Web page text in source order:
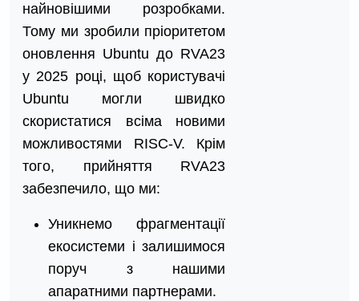
найновішими розробками.
Тому ми зробили пріоритетом
оновлення Ubuntu до RVA23
у 2025 році, щоб користувачі
Ubuntu могли швидко
скористатися всіма новими
можливостями RISC-V. Крім
того, прийняття RVA23
забезпечило, що ми:
Уникнемо фрагментації
екосистеми і залишимося
поруч з нашими
апаратними партнерами.